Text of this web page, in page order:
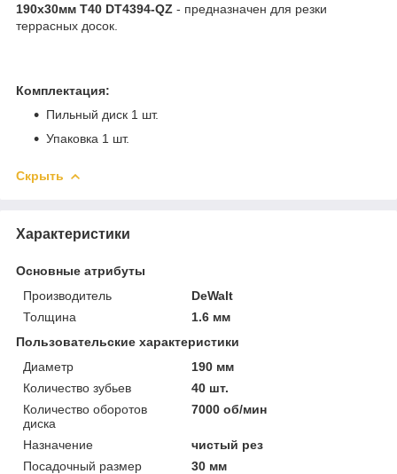
190x30мм T40 DT4394-QZ - предназначен для резки
террасных досок.
Комплектация:
Пильный диск 1 шт.
Упаковка 1 шт.
Скрыть
Характеристики
Основные атрибуты
Производитель
DeWalt
Толщина
1.6 мм
Пользовательские характеристики
Диаметр
190 мм
Количество зубьев
40 шт.
Количество оборотов
диска
7000 об/мин
Назначение
чистый рез
Посадочный размер
30 мм